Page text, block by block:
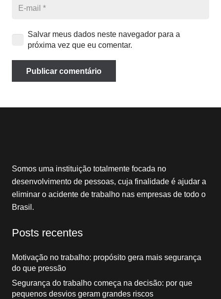
Salvar meus dados neste navegador para a
próxima vez que eu comentar.
Publicar comentário
Somos uma instituição totalmente focada no
desenvolvimento de pessoas, cuja finalidade é ajudar a
eliminar o acidente de trabalho nas empresas de todo o
Brasil.
Posts recentes
Motivação no trabalho: propósito gera mais segurança
do que pressão
Segurança do trabalho começa na decisão: por que
pequenos desvios geram grandes riscos